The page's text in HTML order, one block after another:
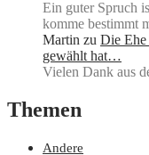
Ein guter Spruch
komme bestimmt
Martin zu Die
gewählt hat…
Vielen Dank aus
Themen
Andere